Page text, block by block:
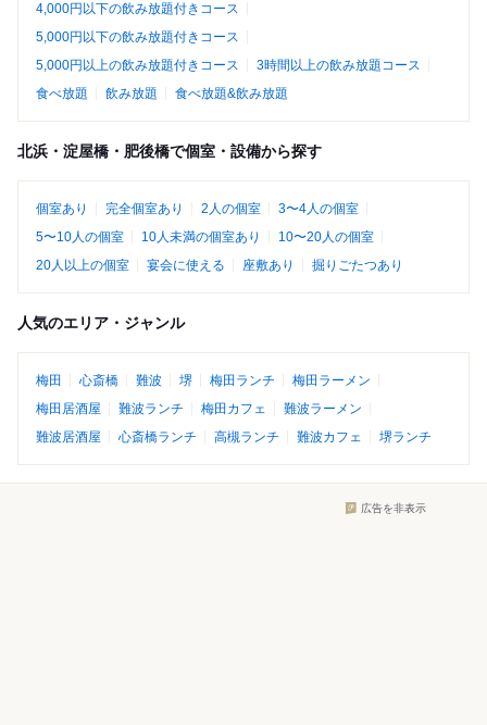
4,000円以下の飲み放題付きコース
5,000円以下の飲み放題付きコース
5,000円以上の飲み放題付きコース
3時間以上の飲み放題コース
食べ放題
飲み放題 食べ放題&飲み放題
北浜・淀屋橋・肥後橋で個室・設備から探す
個室あり 完全個室あり 2人の個室
3〜4人の個室
5〜10人の個室
10人未満の個室あり
10〜20人の個室
20人以上の個室
宴会に使える 座敷あり 掘りごたつあり
人気のエリア・ジャンル
梅田 心斎橋 難波 堺 梅田ランチ
梅田ラーメン
梅田居酒屋
難波ランチ 梅田カフェ
難波ラーメン
難波居酒屋
心斎橋ランチ 高槻ランチ 難波カフェ 堺ランチ
広告を非表示